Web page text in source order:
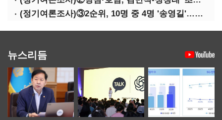
(정기여론조사)③2순위, 10명 중 4명 '송영길'…정청래 '한 자릿수'
뉴스리듬